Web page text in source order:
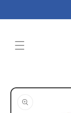
Skip to
information